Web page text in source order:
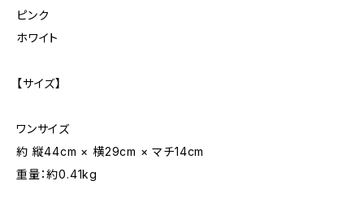
ピンク
ホワイト
【サイズ】
ワンサイズ
約 縦44cm × 横29cm × マチ14cm
重量：約0.41kg